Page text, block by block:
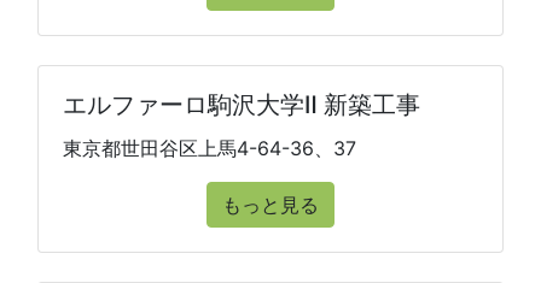
エルファーロ駒沢大学Ⅱ 新築工事
東京都世田谷区上馬4-64-36、37
もっと見る